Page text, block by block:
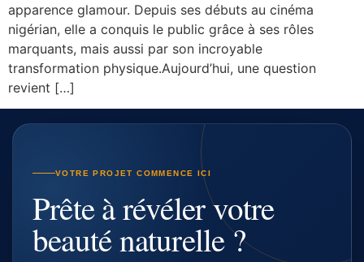
apparence glamour. Depuis ses débuts au cinéma
nigérian, elle a conquis le public grâce à ses rôles
marquants, mais aussi par son incroyable
transformation physique.Aujourd’hui, une question
revient […]
VOTRE PROJET COMMENCE ICI
Prête à révéler votre
beauté naturelle ?